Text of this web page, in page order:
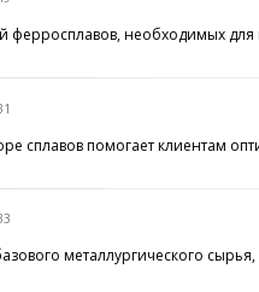
необходимых для
сплавов помогает клиентам
металлургического